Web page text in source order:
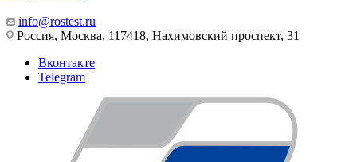
info@rostest.ru
Россия, Москва, 117418, Нахимовский проспект, 31
Вконтакте
Telegram